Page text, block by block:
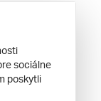
sociálne
poskytli